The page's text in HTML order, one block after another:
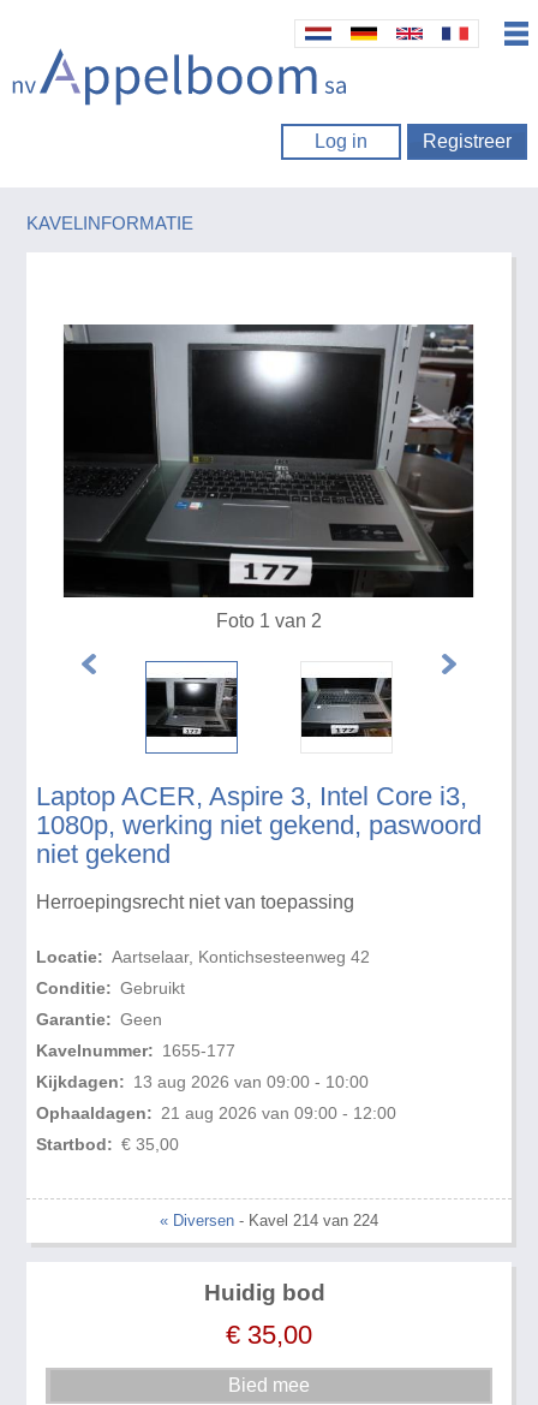
Log in Registreer
KAVELINFORMATIE
Laptop ACER, Aspire 3, Intel Core i3,
1080p, werking niet gekend, paswoord
niet gekend
Herroepingsrecht niet van toepassing
Locatie: Aartselaar, Kontichsesteenweg 42
Conditie: Gebruikt
Garantie: Geen
Kavelnummer: 1655-177
Kijkdagen: 13 aug 2026 van 09:00 - 10:00
Ophaaldagen: 21 aug 2026 van 09:00 - 12:00
Startbod: € 35,00
Foto 1 van 2
« Diversen - Kavel 214 van 224
Huidig bod
€ 35,00